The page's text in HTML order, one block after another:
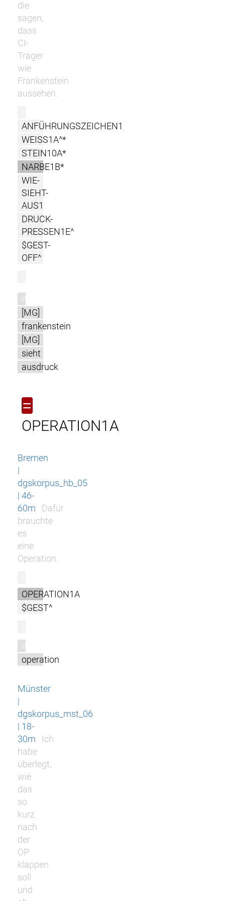
die
sagen,
dass
CI-
Träger
wie
Frankenstein
aussehen.
ANFÜHRUNGSZEICHEN1
WEISS1A^*
STEIN10A*
NARBE1B*
WIE-
SIEHT-
AUS1
DRUCK-
PRESSEN1E^
$GEST-
OFF^
m
[MG]
frankenstein
[MG]
sieht
ausdruck
=
OPERATION1A
Bremen
|
dgskorpus_hb_05
| 46-
60m
Dafür
brauchte
es
eine
Operation.
OPERATION1A
$GEST^
m
operation
Münster
|
dgskorpus_mst_06
| 18-
30m
Ich
habe
überlegt,
wie
das
so
kurz
nach
der
OP
klappen
soll
und